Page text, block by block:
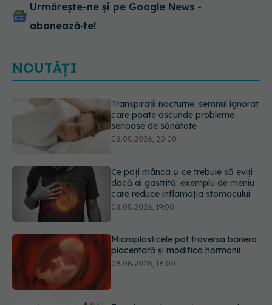
Urmărește-ne și pe Google News -
abonează‑te!
NOUTĂȚI
Ce poți mânca și ce trebuie să eviți
dacă ai gastrită: exemplu de meniu
08.08.2026, 19:00
Microplasticele pot traversa bariera
placentară și modifica hormonii
08.08.2026, 18:00
Trucul genial cu ceai negru pentru
păr. Tot mai multe femei îl adoră